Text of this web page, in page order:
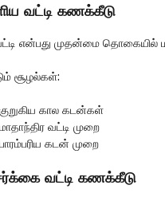
வட்டி கணக்கீடு
என்பது முதன்மை தொகையில்
சூழல்கள்:
குறுகிய கால கடன்கள்
மாதாந்திர வட்டி முறை
பாரம்பரிய கடன் முறை
வட்டி கணக்கீடு